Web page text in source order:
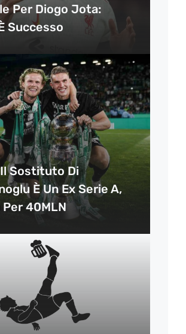
Per Diogo Jota:
Successo
Sostituto Di
È Un Ex Serie A,
40MLN